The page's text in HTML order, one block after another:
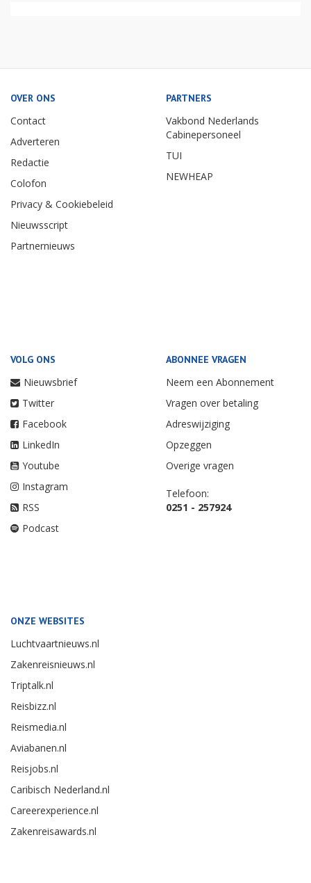
OVER ONS
Contact
Adverteren
Redactie
Colofon
Privacy & Cookiebeleid
Nieuwsscript
Partnernieuws
PARTNERS
Vakbond Nederlands
Cabinepersoneel
TUI
NEWHEAP
VOLG ONS
Nieuwsbrief
Twitter
Facebook
LinkedIn
Youtube
Instagram
RSS
Podcast
ABONNEE VRAGEN
Neem een Abonnement
Vragen over betaling
Adreswijziging
Opzeggen
Overige vragen
Telefoon:
0251 - 257924
ONZE WEBSITES
Luchtvaartnieuws.nl
Zakenreisnieuws.nl
Triptalk.nl
Reisbizz.nl
Reismedia.nl
Aviabanen.nl
Reisjobs.nl
Caribisch Nederland.nl
Careerexperience.nl
Zakenreisawards.nl